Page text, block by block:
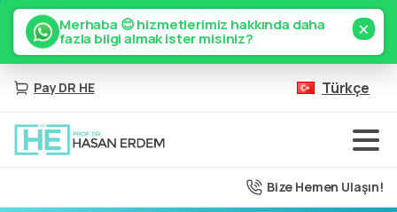
Merhaba 😊 hizmetlerimiz hakkında daha
fazla bilgi almak ister misiniz? ×
Pay DR HE Türkçe
Bize Hemen Ulaşın!